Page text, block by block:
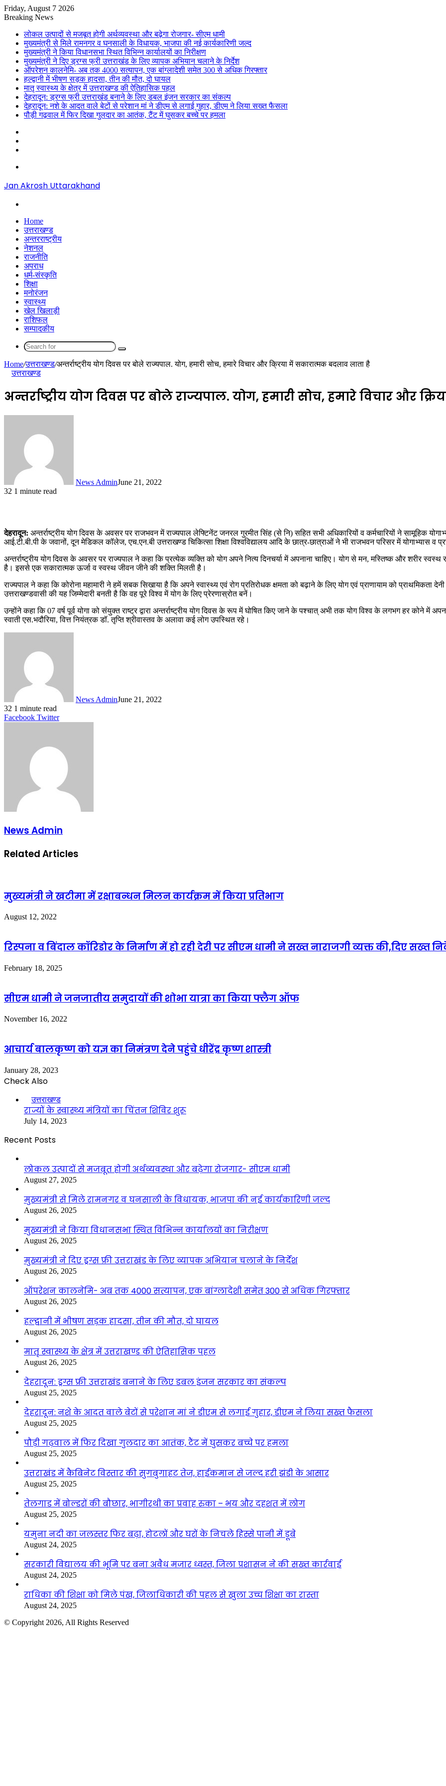
Friday, August 7 2026
Breaking News
लोकल उत्पादों से मजबूत होगी अर्थव्यवस्था और बढ़ेगा रोजगार- सीएम धामी
मुख्यमंत्री से मिले रामनगर व घनसाली के विधायक, भाजपा की नई कार्यकारिणी जल्द
मुख्यमंत्री ने किया विधानसभा स्थित विभिन्न कार्यालयों का निरीक्षण
मुख्यमंत्री ने दिए ड्रग्स फ्री उत्तराखंड के लिए व्यापक अभियान चलाने के निर्देश
ऑपरेशन कालनेमि- अब तक 4000 सत्यापन, एक बांग्लादेशी समेत 300 से अधिक गिरफ्तार
हल्द्वानी में भीषण सड़क हादसा, तीन की मौत, दो घायल
मातृ स्वास्थ्य के क्षेत्र में उत्तराखण्ड की ऐतिहासिक पहल
देहरादून: ड्रग्स फ्री उत्तराखंड बनाने के लिए डबल इंजन सरकार का संकल्प
देहरादून: नशे के आदत वाले बेटों से परेशान मां ने डीएम से लगाई गुहार, डीएम ने लिया सख्त फैसला
पौड़ी गढ़वाल में फिर दिखा गुलदार का आतंक, टैंट में घुसकर बच्चे पर हमला
Jan Akrosh Uttarakhand
Home
उत्तराखण्ड
अन्तरराष्ट्रीय
नेशनल
राजनीति
अपराध
धर्म-संस्कृति
शिक्षा
मनोरंजन
स्वास्थ्य
खेल खिलाड़ी
राशिफल
सम्पादकीय
Search
Home/उत्तराखण्ड/अन्तर्राष्ट्रीय योग दिवस पर बोले राज्यपाल. योग, हमारी सोच, हमारे विचार और क्रिया में सकारात्मक बदलाव लाता है
उत्तराखण्ड
अन्तर्राष्ट्रीय योग दिवस पर बोले राज्यपाल. योग, हमारी सोच, हमारे विचार और
News AdminJune 21, 2022
32 1 minute read
देहरादून: अन्तर्राष्ट्रीय योग दिवस के अवसर पर राजभवन में राज्यपाल लेफ्टिनेंट जनरल गुरमीत सिंह (से नि) सहित सभी अधिकारियों व कर्मचारियों ने सामूहिक
आई.टी.बी.पी के जवानों, दून मेडिकल कॉलेज, एच.एन.बी उत्तराखण्ड चिकित्सा शिक्षा विश्वविद्यालय आदि के छात्र-छात्राओं ने भी राजभवन परिसर में योगाभ्यास व
अन्तर्राष्ट्रीय योग दिवस के अवसर पर राज्यपाल ने कहा कि प्रत्येक व्यक्ति को योग अपने नित्य दिनचर्या में अपनाना चाहिए। योग से मन, मस्तिष्क और शरीर
है। इससे एक सकारात्मक ऊर्जा व स्वस्थ जीवन जीने की शक्ति मिलती है।
राज्यपाल ने कहा कि कोरोना महामारी ने हमें सबक सिखाया है कि अपने स्वास्थ्य एवं रोग प्रतिरोधक क्षमता को बढ़ाने के लिए योग एवं प्राणायाम को प्राथमिकता
उत्तराखण्डवासी की यह जिम्मेदारी बनती है कि वह पूरे विश्व में योग के लिए प्रेरणास्रोत बनें।
उन्होंने कहा कि 07 वर्ष पूर्व योगा को संयुक्त राष्ट्र द्वारा अन्तर्राष्ट्रीय योग दिवस के रूप में घोषित किए जाने के पश्चात् अभी तक योग विश्व के लगभग हर कोने में
स्वाती एस.भदौरिया, वित्त नियंत्रक डॉ. तृप्ति श्रीवास्तव के अलावा कई लोग उपस्थित रहे।
News AdminJune 21, 2022
32 1 minute read
Facebook TwitterLinkedIn
Tumblr
Pinterest
Reddit
VKontakte
Share
Print
News Admin
Related Articles
मुख्यमंत्री ने खटीमा में रक्षाबन्धन मिलन कार्यक्रम में किया प्रतिभाग
August 12, 2022
रिस्पना व बिंदाल कॉरिडोर के निर्माण में हो रही देरी पर सीएम धामी ने सख्त नाराजगी व्यक्त की,दिए सख्त
February 18, 2025
सीएम धामी ने जनजातीय समुदायों की शोभा यात्रा का किया फ्लैग ऑफ
November 16, 2022
आचार्य बालकृष्ण को यज्ञ का निमंत्रण देने पहुंचे धीरेंद्र कृष्ण शास्त्री
January 28, 2023
Check Also
उत्तराखण्ड
राज्यों के स्वास्थ्य मंत्रियों का चिंतन शिविर शुरू
July 14, 2023
Recent Posts
लोकल उत्पादों से मजबूत होगी अर्थव्यवस्था और बढ़ेगा रोजगार- सीएम धामी
August 27, 2025
मुख्यमंत्री से मिले रामनगर व घनसाली के विधायक, भाजपा की नई कार्यकारिणी जल्द
August 26, 2025
मुख्यमंत्री ने किया विधानसभा स्थित विभिन्न कार्यालयों का निरीक्षण
August 26, 2025
मुख्यमंत्री ने दिए ड्रग्स फ्री उत्तराखंड के लिए व्यापक अभियान चलाने के निर्देश
August 26, 2025
ऑपरेशन कालनेमि- अब तक 4000 सत्यापन, एक बांग्लादेशी समेत 300 से अधिक गिरफ्तार
August 26, 2025
हल्द्वानी में भीषण सड़क हादसा, तीन की मौत, दो घायल
August 26, 2025
मातृ स्वास्थ्य के क्षेत्र में उत्तराखण्ड की ऐतिहासिक पहल
August 26, 2025
देहरादून: ड्रग्स फ्री उत्तराखंड बनाने के लिए डबल इंजन सरकार का संकल्प
August 25, 2025
देहरादून: नशे के आदत वाले बेटों से परेशान मां ने डीएम से लगाई गुहार, डीएम ने लिया सख्त फैसला
August 25, 2025
पौड़ी गढ़वाल में फिर दिखा गुलदार का आतंक, टैंट में घुसकर बच्चे पर हमला
August 25, 2025
उत्तराखंड में कैबिनेट विस्तार की सुगबुगाहट तेज, हाईकमान से जल्द हरी झंडी के आसार
August 25, 2025
तेलगाड में बोल्डरों की बौछार, भागीरथी का प्रवाह रुका – भय और दहशत में लोग
August 25, 2025
यमुना नदी का जलस्तर फिर बढ़ा, होटलों और घरों के निचले हिस्से पानी में डूबे
August 24, 2025
सरकारी विद्यालय की भूमि पर बना अवैध मजार ध्वस्त, जिला प्रशासन ने की सख्त कार्रवाई
August 24, 2025
राधिका की शिक्षा को मिले पंख, जिलाधिकारी की पहल से खुला उच्च शिक्षा का रास्ता
August 24, 2025
© Copyright 2026, All Rights Reserved